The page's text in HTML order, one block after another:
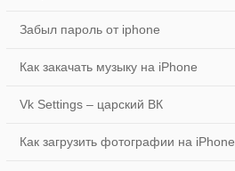
Забыл пароль от iphone
Как закачать музыку на iPhone
Vk Settings – царский ВК
Как загрузить фотографии на iPhone